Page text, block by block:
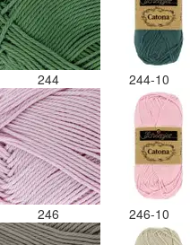
244 244-10
246 246-10